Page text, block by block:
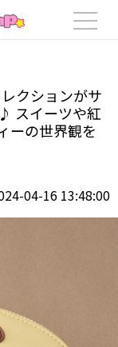
ポムプリン」コレク
クションがサ
スイーツや紅
ーの世界観を
04-16 13:48:00